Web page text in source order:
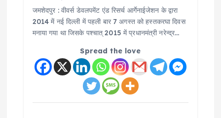
जमशेदपुर : वीवर्स डेवलपमेंट एंड रिसर्च आर्गेनाईजेशन के द्वारा
2014 में नई दिल्ली में पहली बार 7 अगस्त को हस्तकरघा दिवस
मनाया गया था जिसके पश्चात् 2015 में प्रधानमंत्री नरेन्द्र…
Spread the love